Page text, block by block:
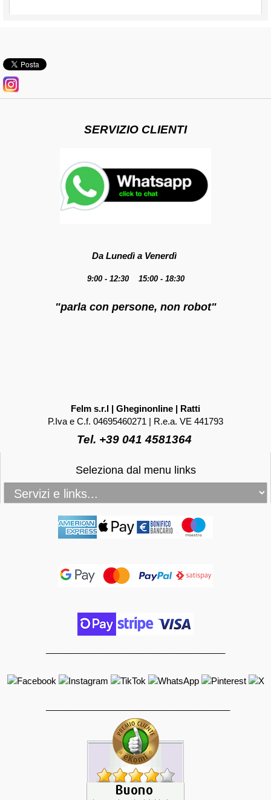
SERVIZIO CLIENTI
Da Lunedì a Venerdì
9:00 - 12:30 15:00 - 18:30
"parla con persone, non robot"
Felm s.r.l | Gheginonline | Ratti
P.Iva e C.f. 04695460271 | R.e.a. VE 441793
Tel. +39 041 4581364
Seleziona dal menu links